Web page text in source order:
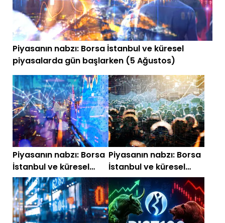
Piyasanın nabzı: Borsa İstanbul ve küresel
piyasalarda gün başlarken (5 Ağustos)
Piyasanın nabzı: Borsa
İstanbul ve küresel
piyasalarda gün
başlarken (29
Temmuz)
Piyasanın nabzı: Borsa
İstanbul ve küresel
piyasalarda gün
başlarken (28
Temmuz)